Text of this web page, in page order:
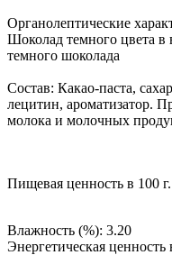
Органолептические
Шоколад темного цвета в
темного шоколада
Состав: Какао-паста,
лецитин, ароматизатор.
молока и молочных
Пищевая ценность в 100
Влажность (%): 3.20
Энергетическая ценность